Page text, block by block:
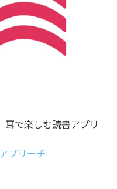
で楽しむ読書アプリ
アプリーチ